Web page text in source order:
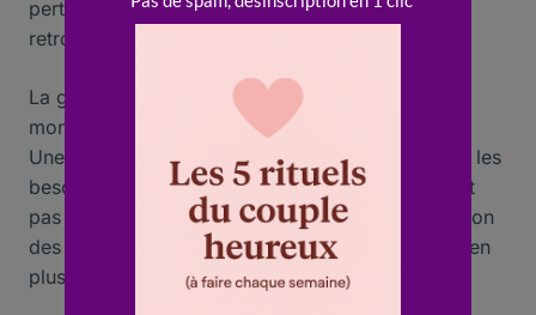
perte de repères et affaiblit la capacité à se
retrouver.
La gestion inadéquate des conflits favorise la
montée de la
frustrationsous toutes ses formes.
Une
frustration psychologique
s’installe lorsque les
besoins de reconnaissance ou de respect ne sont
pas entendus. Cette dynamique bloque l’expression
des émotions et rend lacommunication
de plus en
plus difficile.